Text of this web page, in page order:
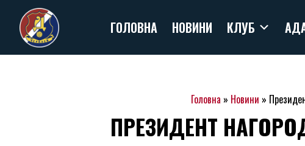
Skip
to
content
ГОЛОВНА НОВИНИ КЛУБ
Головна » Новини »
ПРЕЗИДЕНТ